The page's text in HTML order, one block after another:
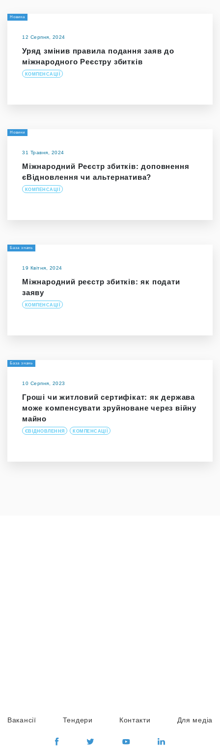
Новина
12 Серпня, 2024
Уряд змінив правила подання заяв до
міжнародного Реєстру збитків
КОМПЕНСАЦІЇ
Новини
31 Травня, 2024
Міжнародний Реєстр збитків: доповнення
єВідновлення чи альтернатива?
КОМПЕНСАЦІЇ
База знань
19 Квітня, 2024
Міжнародний реєстр збитків: як подати
заяву
КОМПЕНСАЦІЇ
База знань
10 Серпня, 2023
Гроші чи житловий сертифікат: як держава
може компенсувати зруйноване через війну
майно
ЄВІДНОВЛЕННЯ КОМПЕНСАЦІЇ
Вакансії Тендери Контакти Для медіа